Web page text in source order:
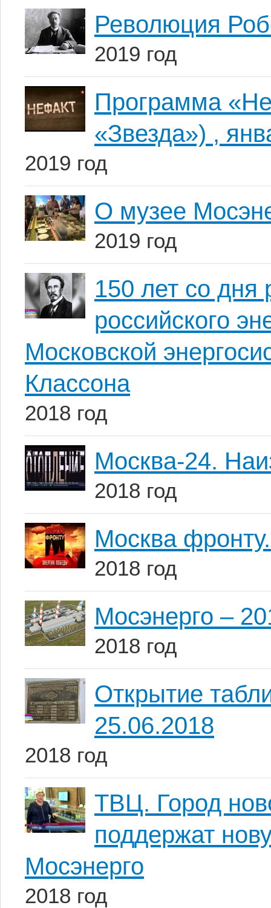
Революция
2019 год
Программа
«Звезда») ,
2019 год
О музее
2019 год
150 лет со
российского
Московской
Классона
2018 год
Москва-24.
2018 год
Москва
2018 год
Мосэнерго –
2018 год
Открытие
25.06.2018
2018 год
ТВЦ. Город
поддержат
Мосэнерго
2018 год